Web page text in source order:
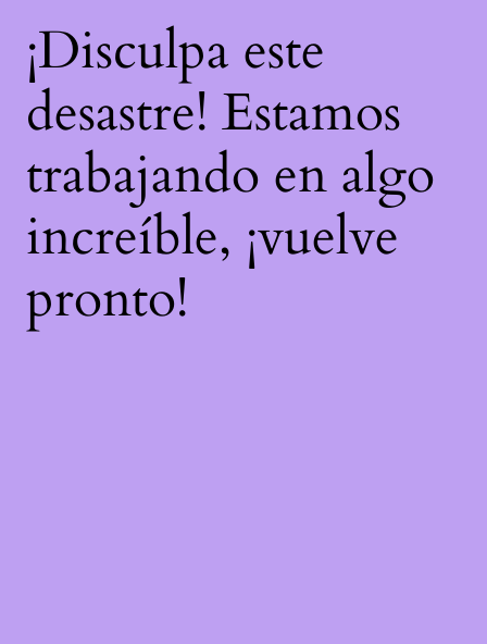
¡Disculpa este
desastre! Estamos
trabajando en algo
increíble, ¡vuelve
pronto!